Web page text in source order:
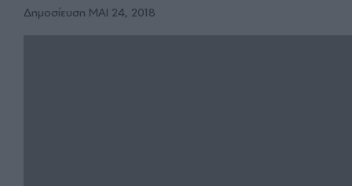
Δημοσίευση ΜΑΙ 24, 2018